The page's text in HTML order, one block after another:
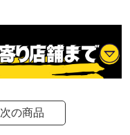
次の商品